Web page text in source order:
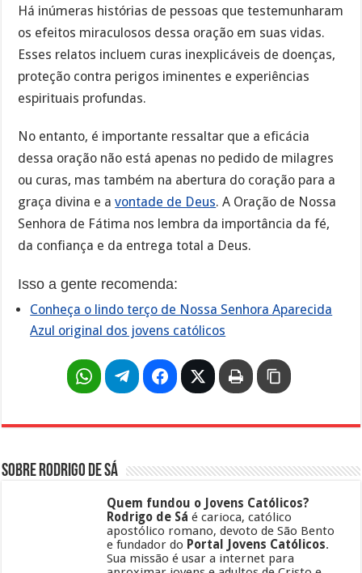
Há inúmeras histórias de pessoas que testemunharam
os efeitos miraculosos dessa oração em suas vidas.
Esses relatos incluem curas inexplicáveis de doenças,
proteção contra perigos iminentes e experiências
espirituais profundas.
No entanto, é importante ressaltar que a eficácia
dessa oração não está apenas no pedido de milagres
ou curas, mas também na abertura do coração para a
graça divina e avontade de Deus. A Oração de Nossa
Senhora de Fátima nos lembra da importância da fé,
da confiança e da entrega total a Deus.
Isso a gente recomenda:
Conheça o lindo terço de Nossa Senhora Aparecida
Azul original dos jovens católicos
Sobre Rodrigo de Sá
Quem fundou o Jovens Católicos?
Rodrigo de Sá é carioca, católico
apostólico romano, devoto de São Bento
e fundador do Portal Jovens Católicos.
Sua missão é usar a internet para